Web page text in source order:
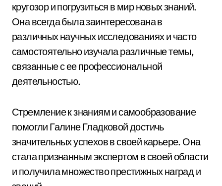
кругозор и погрузиться в мир новых знаний.
Она всегда была заинтересована в
различных научных исследованиях и часто
самостоятельно изучала различные темы,
связанные с ее профессиональной
деятельностью.
Стремление к знаниям и самообразование
помогли Галине Гладковой достичь
значительных успехов в своей карьере. Она
стала признанным экспертом в своей области
и получила множество престижных наград и